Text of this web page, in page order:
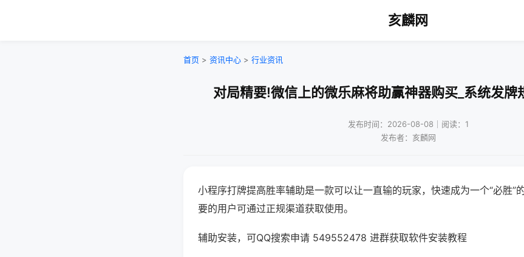
亥麟网
首页 > 资讯中心 > 行业资讯
对局精要!微信上的微乐麻将助赢神器购买_系统发牌
发布时间：2026-08-08｜阅读：1
发布者：亥麟网
小程序打牌提高胜率辅助是一款可以让一直输的玩家，快速成为一个“必胜”
要的用户可通过正规渠道获取使用。
辅助安装，可QQ搜索申请 549552478 进群获取软件安装教程